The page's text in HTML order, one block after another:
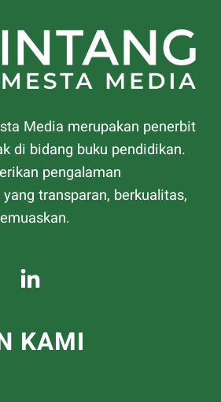
Media merupakan penerbit
di bidang buku pendidikan.
pengalaman
transparan, berkualitas,
KAMI